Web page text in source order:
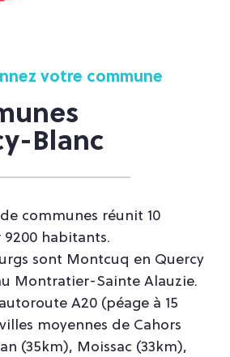
votre commune
Blanc
communes réunit 10
habitants.
sont Montcuq en Quercy
Montratier-Sainte Alauzie.
A20 (péage à 15
moyennes de Cahors
(35km), Moissac (33km),